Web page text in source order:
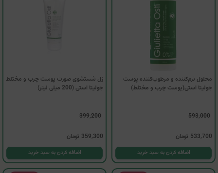
محلول نرم‌کننده و مرطوب‌کننده پوست
جولیتا استی(پوست چرب و مختلط)
593,000
533,700 تومان
اضافه کردن به سبد خرید
ژل شستشوی صورت پوست چرب و مختلط
جولیتا استی (200 میلی لیتر)
399,200
359,300 تومان
اضافه کردن به سبد خرید